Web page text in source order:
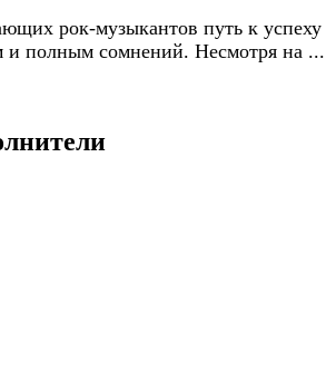
рок-музыкантов путь к успеху
и полным сомнений. Несмотря на ...